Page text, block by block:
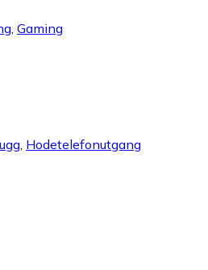
, Gaming
, Hodetelefonutgang